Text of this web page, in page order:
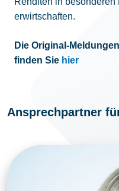
erwirtschaften.
Die Original-
finden Sie hier
Ansprechpartner